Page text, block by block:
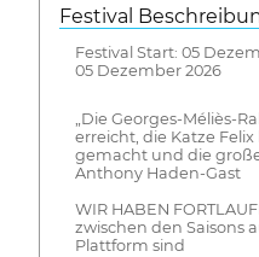
Festival
Festival Start: 05
05 Dezember 2026
„Die Georges-Méliès-
erreicht, die Katze
gemacht und die
Anthony Haden-Gast
WIR HABEN
zwischen den Saisons
Plattform sind